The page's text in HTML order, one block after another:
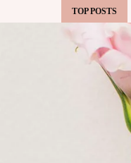
TOP POSTS